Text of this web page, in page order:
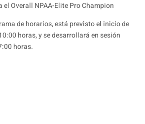
el Overall NPAA-Elite Pro Champion
de horarios, está previsto el inicio de
horas, y se desarrollará en sesión
horas.